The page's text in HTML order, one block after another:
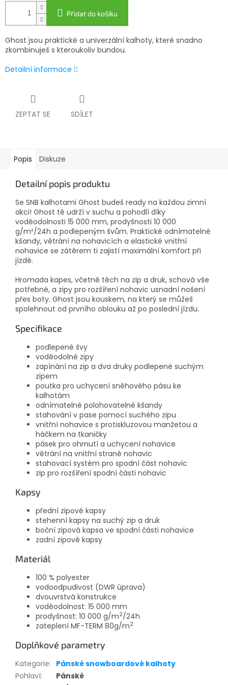
Přidat do košíku
Ghost jsou praktické a univerzální kalhoty, které snadno
zkombinuješ s kteroukoliv bundou.
Detailní informace
ZEPTAT SE SDÍLET
Popis Diskuze
Detailní popis produktu
Se SNB kalhotami Ghost budeš ready na každou zimní
akci! Ghost tě udrží v suchu a pohodlí díky
voděodolnosti 15 000 mm, prodyšnosti 10 000
g/m²/24h a podlepeným švům. Praktické odnímatelné
kšandy, větrání na nohavicích a elastické vnitřní
nohavice se zátěrem ti zajistí maximální komfort při
jízdě.
Hromada kapes, včetně těch na zip a druk, schová vše
potřebné, a zipy pro rozšíření nohavic usnadní nošení
přes boty. Ghost jsou kouskem, na který se můžeš
spolehnout od prvního oblouku až po poslední jízdu.
Specifikace
podlepené švy
voděodolné zipy
zapínání na zip a dva druky podlepené suchým
zipem
poutka pro uchycení sněhového pásu ke
kalhotám
odnímatelné polohovatelné kšandy
stahování v pase pomocí suchého zipu
vnitřní nohavice s protiskluzovou manžetou a
háčkem na tkaničky
pásek pro ohrnutí a uchycení nohavice
větrání na vnitřní straně nohavic
stahovací systém pro spodní část nohavic
zip pro rozšíření spodní části nohavic
Kapsy
přední zipové kapsy
stehenní kapsy na suchý zip a druk
boční zipová kapsa ve spodní části nohavice
zadní zipové kapsy
Materiál
100 % polyester
vodoodpudivost (DWR úprava)
dvouvrstvá konstrukce
voděodolnost: 15 000 mm
prodyšnost: 10 000 g/m2/24h
zateplení MF-TERM 80g/m2
Doplňkové parametry
Kategorie: Pánské snowboardové kalhoty
Pohlaví:
Pánské